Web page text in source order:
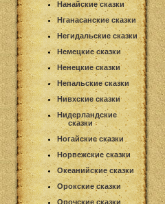
Нанайские сказки
Нганасанские сказки
Негидальские сказки
Немецкие сказки
Ненецкие сказки
Непальские сказки
Нивхские сказки
Нидерландские
сказки
Ногайские сказки
Норвежские сказки
Океанийские сказки
Орокские сказки
Орочские сказки